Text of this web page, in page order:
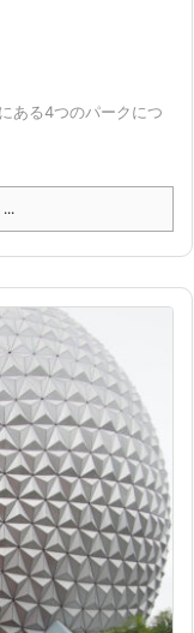
ある4つのパークにつ